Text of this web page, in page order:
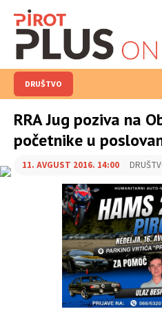
DRUŠTVO
RRA Jug poziva na
početnike u
11. AVGUST 2016. 14:00